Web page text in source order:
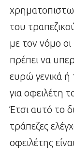
του
με τον νόμο οι
πρέπει να
ευρώ γενικά
για οφειλέτη
Έτσι αυτό το
τράπεζες
οφειλέτης